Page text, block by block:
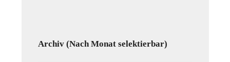
Archiv (Nach Monat selektierbar)